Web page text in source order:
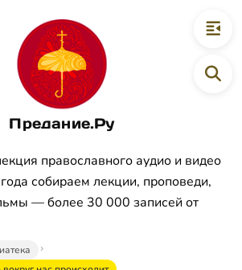
Предание.Ру
православного аудио и видео
собираем лекции, проповеди,
— более 30 000 записей от